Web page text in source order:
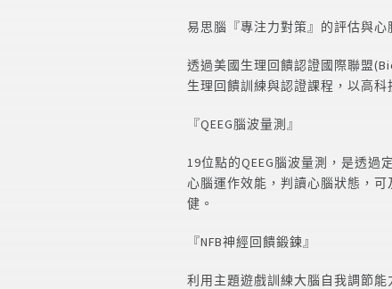
易思腦『專注力對策』的評估與心
透過美國生理回饋認證國際聯盟
生理回饋訓練與認證課程，以高科
『QEEG腦波量測』
19位點的QEEG腦波量測，是透
心腦運作效能，判讀心腦狀態，
健。
『NFB神經回饋鍛鍊』
利用主題遊戲訓練大腦自我調節